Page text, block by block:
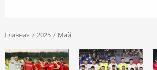
Главная 2025 Май